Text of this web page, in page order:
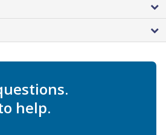
help.